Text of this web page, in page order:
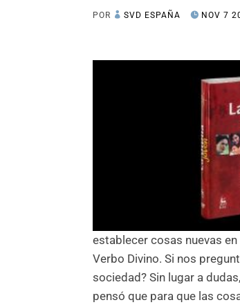
POR SVD ESPAÑA NOV 7
establecer cosas nuevas
Verbo Divino. Si nos
sociedad? Sin lugar a
pensó que para que las